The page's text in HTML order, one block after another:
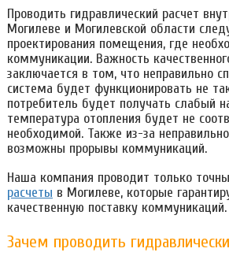
Проводить гидравлический расчет
Могилеве и Могилевской области
проектирования помещения, где
коммуникации. Важность
заключается в том, что неправильно
система будет функционировать не
потребитель будет получать слабый
температура отопления будет не
необходимой. Также из-за
возможны прорывы коммуникаций.
Наша компания проводит только
расчеты в Могилеве, которые
качественную поставку коммуникаций.
Зачем проводить